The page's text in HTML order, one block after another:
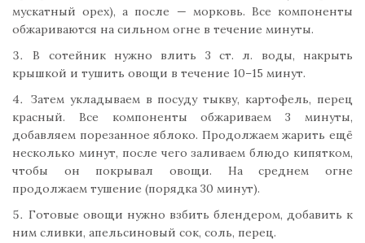
мускатный орех), а после — морковь. Все компоненты
обжариваются на сильном огне в течение минуты.
В сотейник нужно влить 3 ст. л. воды, накрыть
крышкой и тушить овощи в течение 10–15 минут.
Затем укладываем в посуду тыкву, картофель, перец
красный. Все компоненты обжариваем 3 минуты,
добавляем порезанное яблоко. Продолжаем жарить ещё
несколько минут, после чего заливаем блюдо кипятком,
чтобы он покрывал овощи. На среднем огне
продолжаем тушение (порядка 30 минут).
Готовые овощи нужно взбить блендером, добавить к
ним сливки, апельсиновый сок, соль, перец.